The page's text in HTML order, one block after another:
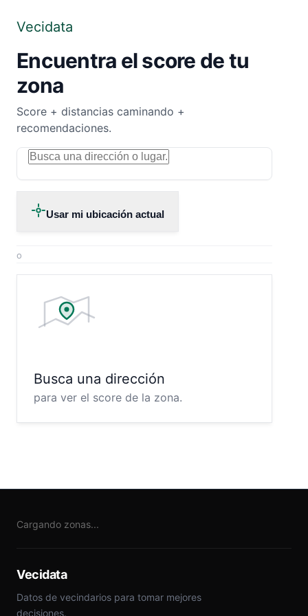
Vecidata
Encuentra el score de tu
zona
Score + distancias caminando +
recomendaciones.
Usar mi ubicación actual
o
Busca una dirección
para ver el score de la zona.
Cargando zonas...
Vecidata
Datos de vecindarios para tomar mejores
decisiones.